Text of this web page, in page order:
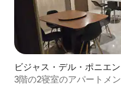
ビジャス・デル・ポニエ
3階の2寝室のアパートメ